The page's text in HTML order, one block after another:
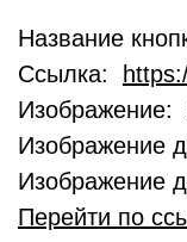
Название
Ссылка:
Изображение:
Изображение
Изображение
Перейти по